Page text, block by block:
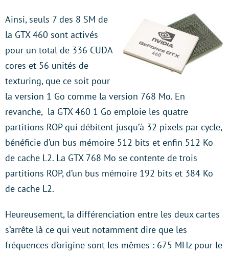
Ainsi, seuls 7 des 8 SM de
la GTX 460 sont activés
pour un total de 336 CUDA
cores et 56 unités de
texturing, que ce soit pour
la version 1 Go comme la version 768 Mo. En
revanche, la GTX 460 1 Go emploie les quatre
partitions ROP qui débitent jusqu’à 32 pixels par cycle,
bénéficie d’un bus mémoire 512 bits et enfin 512 Ko
de cache L2. La GTX 768 Mo se contente de trois
partitions ROP, d’un bus mémoire 192 bits et 384 Ko
de cache L2.
Heureusement, la différenciation entre les deux cartes
s’arrête là ce qui veut notamment dire que les
fréquences d’origine sont les mêmes : 675 MHz pour le